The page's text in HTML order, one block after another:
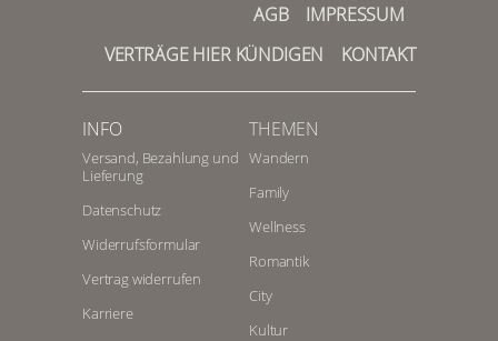
AGB
IMPRESSUM
VERTRÄGE HIER KÜNDIGEN
KONTAKT
INFO
Versand, Bezahlung und
Lieferung
Datenschutz
Widerrufsformular
Vertrag widerrufen
Karriere
THEMEN
Wandern
Family
Wellness
Romantik
City
Kultur